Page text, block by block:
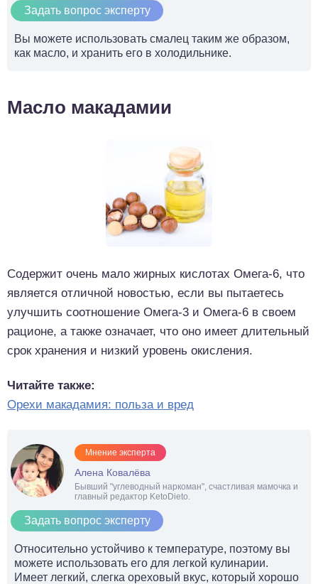
Задать вопрос эксперту
Вы можете использовать смалец таким же образом,
как масло, и хранить его в холодильнике.
Масло макадамии
Содержит очень мало жирных кислотах Омега-6, что
является отличной новостью, если вы пытаетесь
улучшить соотношение Омега-3 и Омега-6 в своем
рационе, а также означает, что оно имеет длительный
срок хранения и низкий уровень окисления.
Читайте также:
Орехи макадамия: польза и вред
Мнение эксперта
Алена Ковалёва
Бывший "углеводный наркоман", счастливая мамочка и
главный редактор KetoDieto.
Задать вопрос эксперту
Относительно устойчиво к температуре, поэтому вы
можете использовать его для легкой кулинарии.
Имеет легкий, слегка ореховый вкус, который хорошо